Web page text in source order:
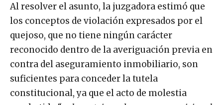
Al resolver el asunto, la juzgadora estimó que
los conceptos de violación expresados por el
quejoso, que no tiene ningún carácter
reconocido dentro de la averiguación previa en
contra del aseguramiento inmobiliario, son
suficientes para conceder la tutela
constitucional, ya que el acto de molestia